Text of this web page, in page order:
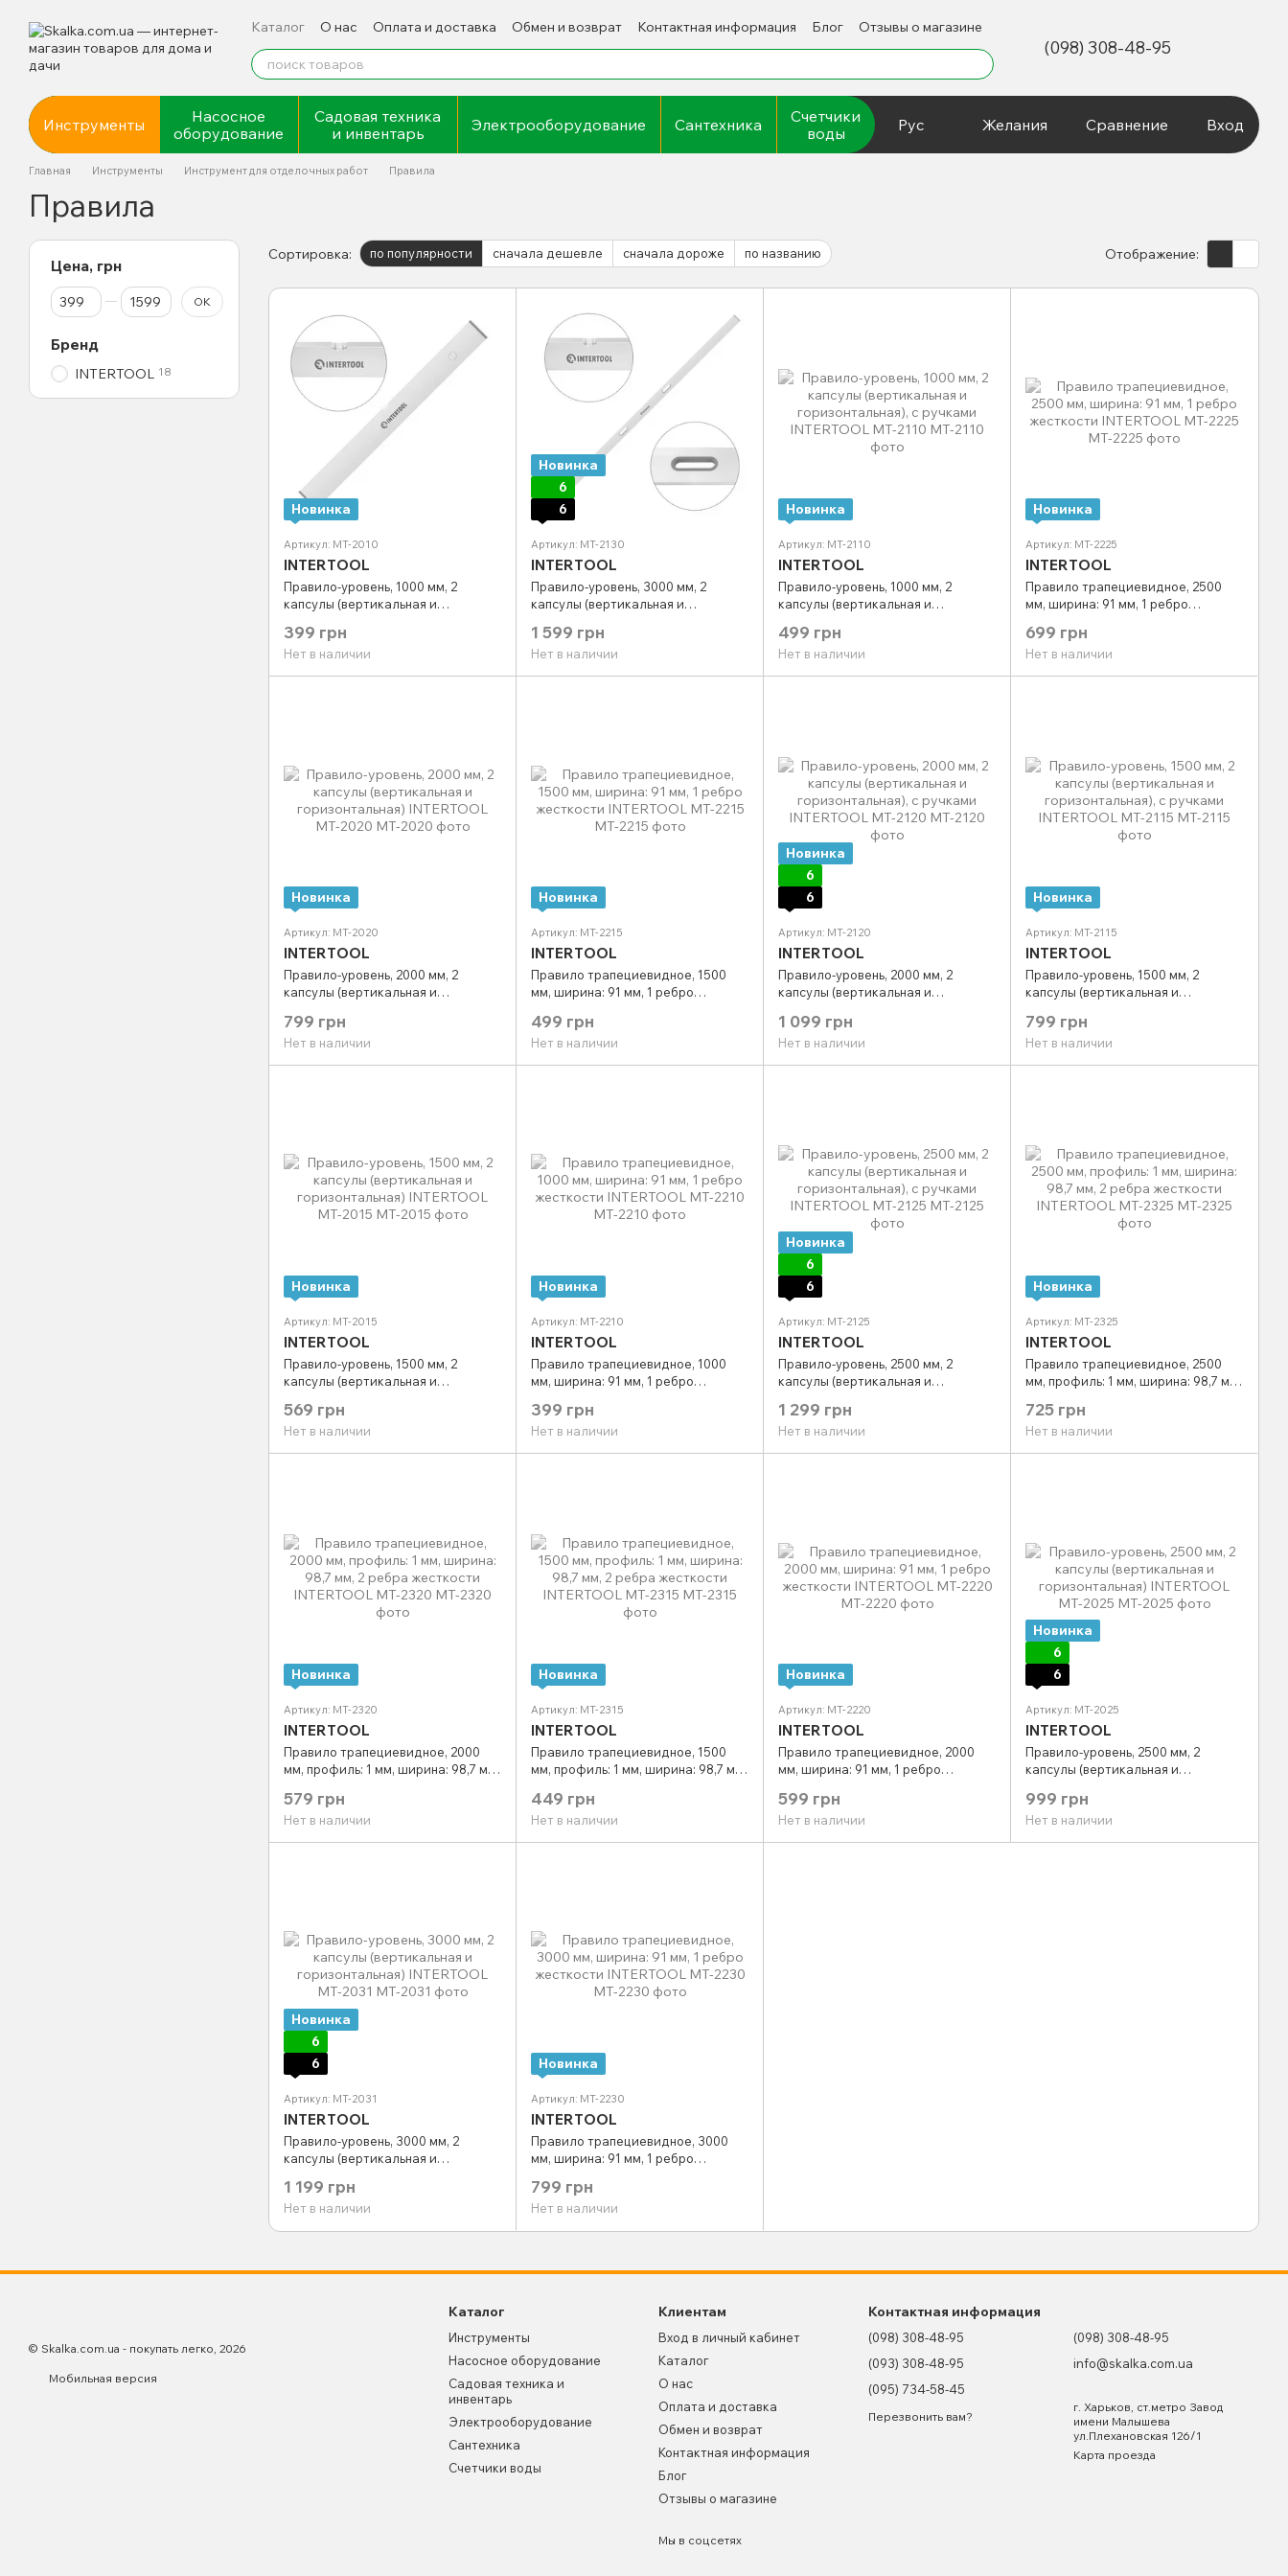
Каталог О нас Оплата и доставка Обмен и возврат Контактная информация Блог Отзывы о магазине
(098) 308-48-95
Инструменты
Насосное
оборудование
Садовая техника
и инвентарь
Электрооборудование Сантехника
Счетчики
воды
Рус Желания Сравнение Вход
Главная Инструменты Инструмент для отделочных работ Правила
Правила
Сортировка: по популярности сначала дешевле сначала дороже по названию Отображение:
Новинка
Артикул: MT-2010
INTERTOOL
Правило-уровень, 1000 мм, 2
капсулы (вертикальная и
2010
399 грн
Нет в наличии
Новинка
6
6
Артикул: MT-2130
INTERTOOL
Правило-уровень, 3000 мм, 2
капсулы (вертикальная и
INTERTOOL MT-2130
1 599 грн
Нет в наличии
Новинка
Артикул: MT-2110
INTERTOOL
Правило-уровень, 1000 мм, 2
капсулы (вертикальная и
INTERTOOL MT-2110
499 грн
Нет в наличии
Новинка
Артикул: MT-2225
INTERTOOL
Правило трапециевидное, 2500
мм, ширина: 91 мм, 1 ребро
699 грн
Нет в наличии
Новинка
Артикул: MT-2020
INTERTOOL
Правило-уровень, 2000 мм, 2
капсулы (вертикальная и
2020
799 грн
Нет в наличии
Новинка
Артикул: MT-2215
INTERTOOL
Правило трапециевидное, 1500
мм, ширина: 91 мм, 1 ребро
499 грн
Нет в наличии
Новинка
6
6
Артикул: MT-2120
INTERTOOL
Правило-уровень, 2000 мм, 2
капсулы (вертикальная и
INTERTOOL MT-2120
1 099 грн
Нет в наличии
Новинка
Артикул: MT-2115
INTERTOOL
Правило-уровень, 1500 мм, 2
капсулы (вертикальная и
INTERTOOL MT-2115
799 грн
Нет в наличии
Новинка
Артикул: MT-2015
INTERTOOL
Правило-уровень, 1500 мм, 2
капсулы (вертикальная и
2015
569 грн
Нет в наличии
Новинка
Артикул: MT-2210
INTERTOOL
Правило трапециевидное, 1000
мм, ширина: 91 мм, 1 ребро
399 грн
Нет в наличии
Новинка
6
6
Артикул: MT-2125
INTERTOOL
Правило-уровень, 2500 мм, 2
капсулы (вертикальная и
INTERTOOL MT-2125
1 299 грн
Нет в наличии
Новинка
Артикул: MT-2325
INTERTOOL
Правило трапециевидное, 2500
мм, профиль: 1 мм, ширина: 98,7 мм,
2325
725 грн
Нет в наличии
Новинка
Артикул: MT-2320
INTERTOOL
Правило трапециевидное, 2000
мм, профиль: 1 мм, ширина: 98,7 мм,
2320
579 грн
Нет в наличии
Новинка
Артикул: MT-2315
INTERTOOL
Правило трапециевидное, 1500
мм, профиль: 1 мм, ширина: 98,7 мм,
2315
449 грн
Нет в наличии
Новинка
Артикул: MT-2220
INTERTOOL
Правило трапециевидное, 2000
мм, ширина: 91 мм, 1 ребро
599 грн
Нет в наличии
Новинка
6
6
Артикул: MT-2025
INTERTOOL
Правило-уровень, 2500 мм, 2
капсулы (вертикальная и
2025
999 грн
Нет в наличии
Новинка
6
6
Артикул: MT-2031
INTERTOOL
Правило-уровень, 3000 мм, 2
капсулы (вертикальная и
2031
1 199 грн
Нет в наличии
Новинка
Артикул: MT-2230
INTERTOOL
Правило трапециевидное, 3000
мм, ширина: 91 мм, 1 ребро
799 грн
Нет в наличии
Цена, грн
От Цена, грн
До Цена, грн OK
Бренд
INTERTOOL 18
© Skalka.com.ua - покупать легко, 2026
Мобильная версия
Каталог
Инструменты
Насосное оборудование
Садовая техника и
инвентарь
Электрооборудование
Сантехника
Счетчики воды
Клиентам
Вход в личный кабинет
Каталог
О нас
Оплата и доставка
Обмен и возврат
Контактная информация
Блог
Отзывы о магазине
Мы в соцсетях
Контактная информация
(098) 308-48-95
(093) 308-48-95
(095) 734-58-45
Перезвонить вам?
(098) 308-48-95
info@skalka.com.ua
г. Харьков, ст.метро Завод
имени Малышева
ул.Плехановская 126/1
Карта проезда